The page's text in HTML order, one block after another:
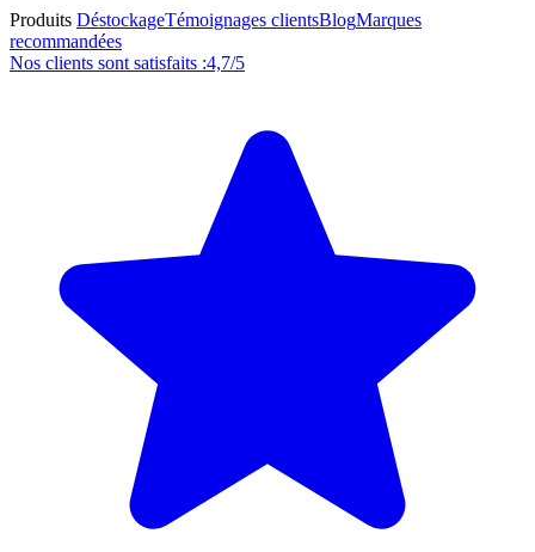
Produits DéstockageTémoignages clientsBlogMarques
recommandées
Nos clients sont satisfaits :4,7/5